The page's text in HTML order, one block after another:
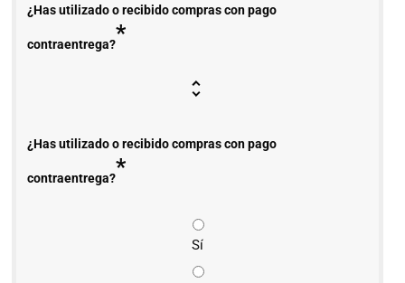
¿Has utilizado o recibido compras con pago
contraentrega?*
¿Has utilizado o recibido compras con pago
contraentrega?*
Sí